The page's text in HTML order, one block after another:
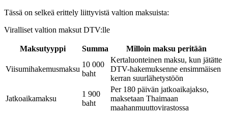
Tässä on selkeä erittely liittyvistä valtion maksuista:
Viralliset valtion maksut DTV:lle
Maksutyyppi Summa Milloin maksu peritään
Viisumihakemusmaksu
10 000
baht
Kertaluonteinen maksu, kun jätätte
DTV-hakemuksenne ensimmäisen
kerran suurlähetystöön
Jatkoaikamaksu
1 900
baht
Per 180 päivän jatkoaikajakso,
maksetaan Thaimaan
maahanmuuttovirastossa